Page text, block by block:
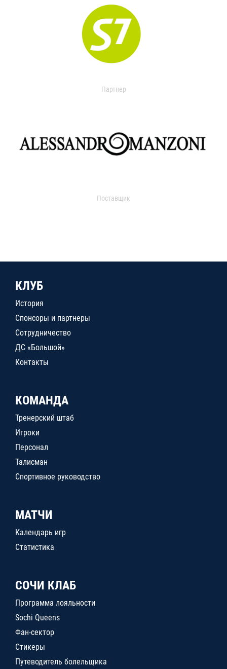
Партнер
Поставщик
КЛУБ
История
Спонсоры и партнеры
Сотрудничество
ДС «Большой»
Контакты
КОМАНДА
Тренерский штаб
Игроки
Персонал
Талисман
Спортивное руководство
МАТЧИ
Календарь игр
Статистика
СОЧИ КЛАБ
Программа лояльности
Sochi Queens
Фан-сектор
Стикеры
Путеводитель болельщика